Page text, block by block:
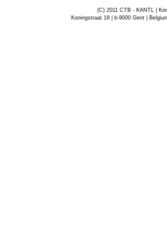
(C) 2011 CTB - KANTL |
Koningstraat 18 | b-9000 Gent |